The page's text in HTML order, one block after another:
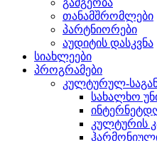
თანამშრომლები
პარტნიორები
აუდიტის დასკვნა
სიახლეები
პროგრამები
კულტურულ-
სახალხო
კულტურის